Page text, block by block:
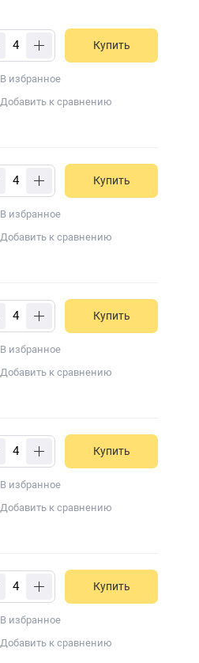
Купить
В избранное
Добавить к сравнению
Купить
В избранное
Добавить к сравнению
Купить
В избранное
Добавить к сравнению
Купить
В избранное
Добавить к сравнению
Купить
В избранное
Добавить к сравнению